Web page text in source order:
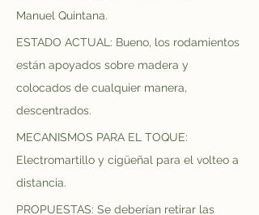
Manuel Quintana.
ESTADO ACTUAL: Bueno, los rodamientos
están apoyados sobre madera y
colocados de cualquier manera,
descentrados.
MECANISMOS PARA EL TOQUE:
Electromartillo y cigüeñal para el volteo a
distancia.
PROPUESTAS: Se deberían retirar las